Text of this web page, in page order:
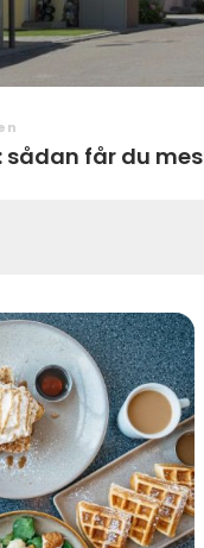
sådan får du